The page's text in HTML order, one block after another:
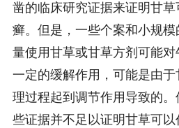
凿的临床研究证据来证明甘
癣。但是，一些个案和小规
量使用甘草或甘草方剂可能
一定的缓解作用，可能是由
理过程起到调节作用导致的
些证据并不足以证明甘草可